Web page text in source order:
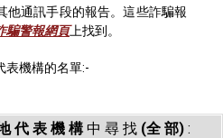
他通訊手段的報告。這些詐騙報
騙警報網頁上找到。
表機構的名單:-
代 表 機 構中 尋 找 (全 部):